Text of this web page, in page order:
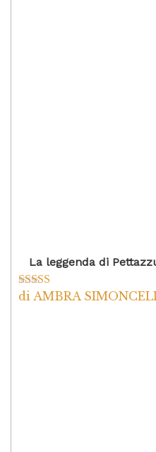
La leggenda di
Valutato5su
di AMBRA